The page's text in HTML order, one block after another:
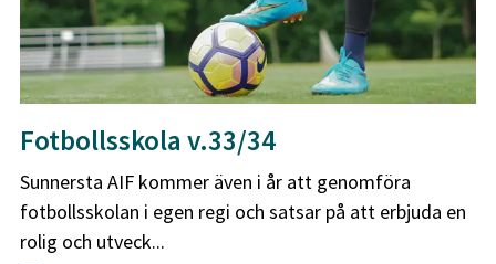
Fotbollsskola v.33/34
Sunnersta AIF kommer även i år att genomföra
fotbollsskolan i egen regi och satsar på att erbjuda en
rolig och utveck...